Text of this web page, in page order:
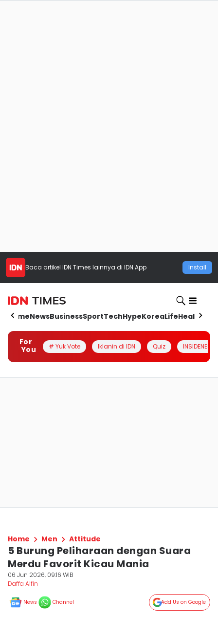
Baca artikel IDN Times lainnya di IDN App Install
HomeNewsBusinessSportTechHypeKoreaLifeHealth
For
You
# Yuk Vote Iklanin di IDN Quiz INSIDENESIA
Home Men Attitude
5 Burung Peliharaan dengan Suara
Merdu Favorit Kicau Mania
06 Jun 2026, 09:16 WIB
Daffa Alfin
News Channel Add Us on Google